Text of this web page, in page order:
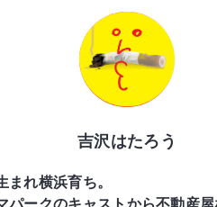
吉沢はたろう
まれ横浜育ち。
パークのキャストから不動産屋